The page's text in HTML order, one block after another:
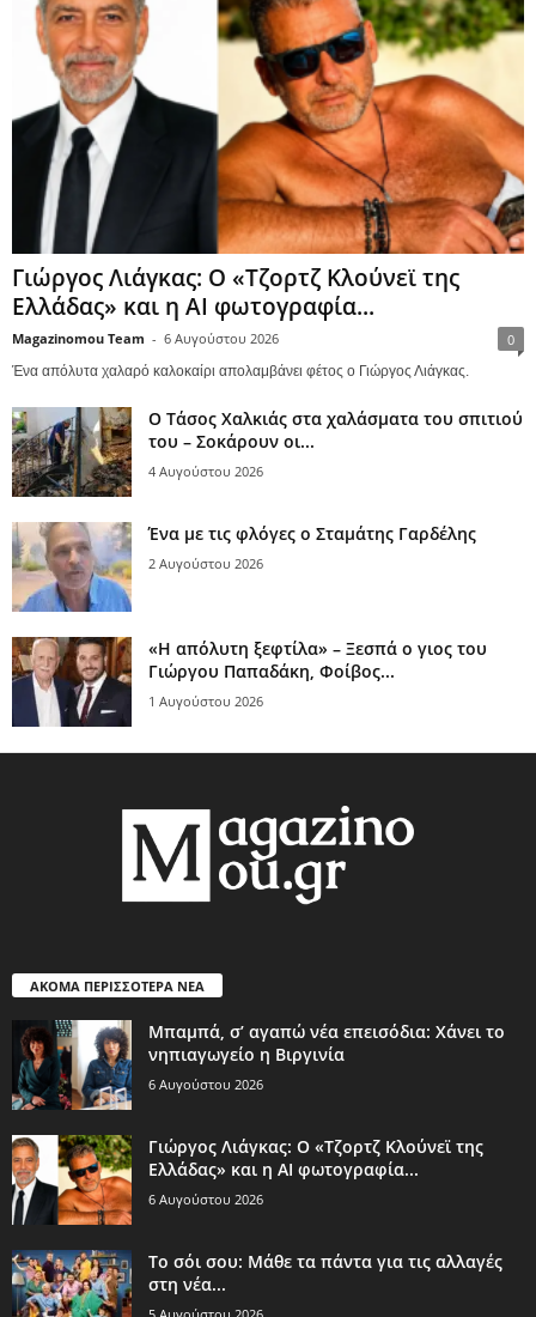
Γιώργος Λιάγκας: Ο «Τζορτζ Κλούνεϊ της
Ελλάδας» και η AI φωτογραφία...
Magazinomou Team - 6 Αυγούστου 2026 0
Ένα απόλυτα χαλαρό καλοκαίρι απολαμβάνει φέτος ο Γιώργος Λιάγκας.
Ο Τάσος Χαλκιάς στα χαλάσματα του σπιτιού
του – Σοκάρουν οι...
4 Αυγούστου 2026
Ένα με τις φλόγες ο Σταμάτης Γαρδέλης
2 Αυγούστου 2026
«Η απόλυτη ξεφτίλα» – Ξεσπά ο γιος του
Γιώργου Παπαδάκη, Φοίβος...
1 Αυγούστου 2026
ΑΚΟΜΑ ΠΕΡΙΣΣΟΤΕΡΑ ΝΕΑ
Μπαμπά, σ’ αγαπώ νέα επεισόδια: Χάνει το
νηπιαγωγείο η Βιργινία
6 Αυγούστου 2026
Γιώργος Λιάγκας: Ο «Τζορτζ Κλούνεϊ της
Ελλάδας» και η AI φωτογραφία...
6 Αυγούστου 2026
Το σόι σου: Μάθε τα πάντα για τις αλλαγές
στη νέα...